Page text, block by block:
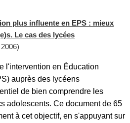
plus influente en EPS : mieux
Le cas des lycées
l'intervention en Éducation
auprès des lycéens
de bien comprendre les
adolescents. Ce document de 65
à cet objectif, en s'appuyant sur